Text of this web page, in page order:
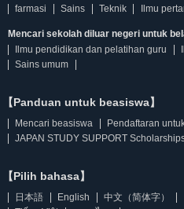
farmasi
Sains Teknik Ilmu
Mencari sekolah diluar negeri untuk
Ilmu pendidikan dan pelatihan guru
Sains umum
【Panduan untuk beasiswa】
Mencari beasiswa
Pendaftaran
JAPAN STUDY SUPPORT
【Pilih bahasa】
日本語 English 中文（简体字）